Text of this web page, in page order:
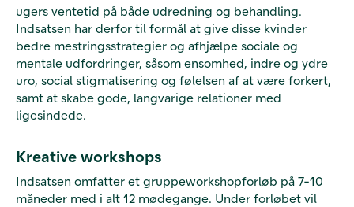
ugers ventetid på både udredning og behandling.
Indsatsen har derfor til formål at give disse kvinder
bedre mestringsstrategier og afhjælpe sociale og
mentale udfordringer, såsom ensomhed, indre og ydre
uro, social stigmatisering og følelsen af at være forkert,
samt at skabe gode, langvarige relationer med
ligesindede.
Kreative workshops
Indsatsen omfatter et gruppeworkshopforløb på 7-10
måneder med i alt 12 mødegange. Under forløbet vil